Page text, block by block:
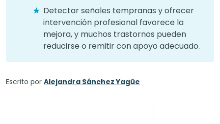
Detectar señales tempranas y ofrecer
intervención profesional favorece la
mejora, y muchos trastornos pueden
reducirse o remitir con apoyo adecuado.
Escrito por Alejandra Sánchez Yagüe